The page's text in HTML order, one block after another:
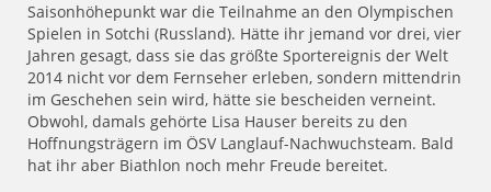
Saisonhöhepunkt war die Teilnahme an den Olympischen
Spielen in Sotchi (Russland). Hätte ihr jemand vor drei, vier
Jahren gesagt, dass sie das größte Sportereignis der Welt
2014 nicht vor dem Fernseher erleben, sondern mittendrin
im Geschehen sein wird, hätte sie bescheiden verneint.
Obwohl, damals gehörte Lisa Hauser bereits zu den
Hoffnungsträgern im ÖSV Langlauf-Nachwuchsteam. Bald
hat ihr aber Biathlon noch mehr Freude bereitet.